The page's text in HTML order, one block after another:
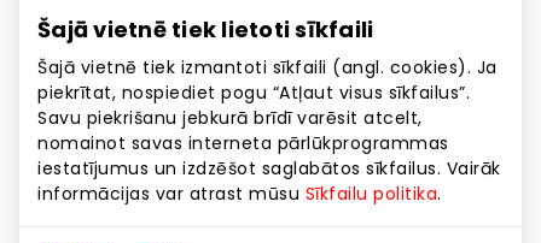
Šajā vietnē tiek lietoti sīkfaili
Šajā vietnē tiek izmantoti sīkfaili (angl. cookies). Ja
piekrītat, nospiediet pogu “Atļaut visus sīkfailus”.
Savu piekrišanu jebkurā brīdī varēsit atcelt,
nomainot savas interneta pārlūkprogrammas
iestatījumus un izdzēšot saglabātos sīkfailus. Vairāk
informācijas var atrast mūsu Sīkfailu politika.
standarta akumulatorus, FM modulatorus. Veikalā
iespējams saņemt ne tikai konsultāciju, bet arī uz
nākamo darba dienu no mūsu noliktavas pasūtīt
retu un neaktuālu telefonu modeļu vai planšetdatoru
aksesuārus.
Preces Preces mājai, sadzīves tehnika